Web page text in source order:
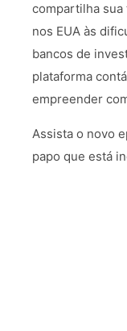
compartilha
nos EUA às
bancos de
plataforma
empreender
Assista o novo
papo que está